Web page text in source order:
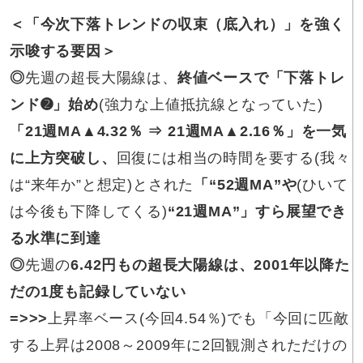
＜「今次下落トレンドの収束（底入れ）」を強く
示唆する要因＞
◎先週の超長大陽線は、 終値ベースで「下落トレ
ンド➋」始め(強力な上値抵抗線となっていた)
「21週MA▲4.32％ ⇒ 21週MA▲2.16％」を一気
に上方突破し、
回復には相当の時間を要する(我々
は“来年か”と想定)とされた
「“52週MA”や(ひいて
は今後も下降してくる)“21週MA”」すら展望でき
る水準に到達
◎先週の6.42円もの超長大陽線は、2001年以降た
だの1度も記録していない
=>>>上昇率ベース(今回4.54％)でも「今回に匹敵
する上昇は2008～2009年に2回観測されただけの